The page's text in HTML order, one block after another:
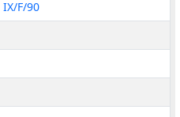
IX/F/90